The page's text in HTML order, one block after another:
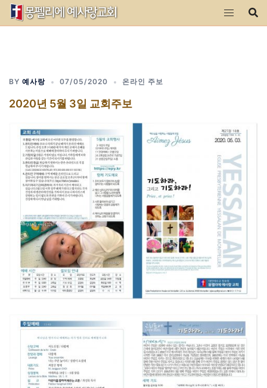
Skip
BY 예사랑 07/05/2020 온라인 주보
2020년 5월 3일 교회주보